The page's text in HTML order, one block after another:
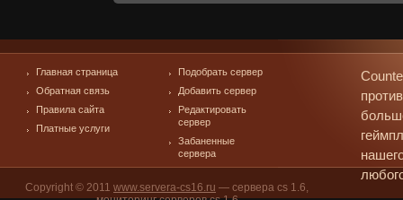
Главная страница
Обратная связь
Правила сайта
Платные услуги
Подобрать сервер
Добавить сервер
Редактировать
сервер
Забаненные
сервера
Copyright © 2011 www.servera-cs16.ru — сервера cs 1.6,